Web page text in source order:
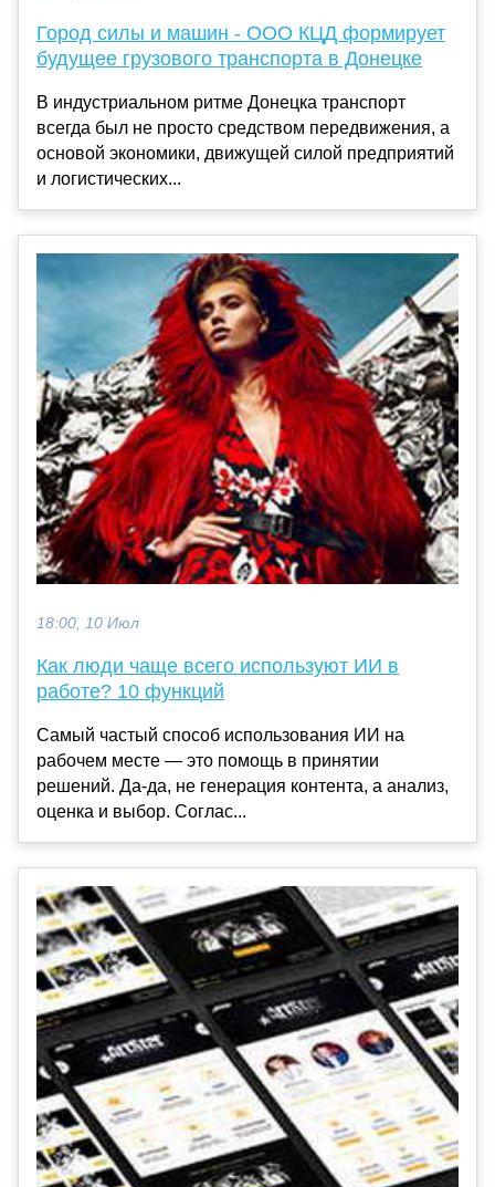
Город силы и машин - ООО КЦД формирует
будущее грузового транспорта в Донецке
В индустриальном ритме Донецка транспорт
всегда был не просто средством передвижения, а
основой экономики, движущей силой предприятий
и логистических...
18:00, 10 Июл
Как люди чаще всего используют ИИ в
работе? 10 функций
Самый частый способ использования ИИ на
рабочем месте — это помощь в принятии
решений. Да-да, не генерация контента, а анализ,
оценка и выбор. Соглас...